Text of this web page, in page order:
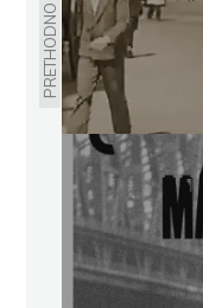
PRETHODNO